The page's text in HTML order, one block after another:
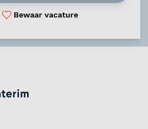
Bewaar vacature